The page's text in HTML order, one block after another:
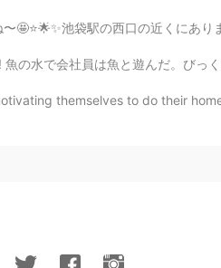
とう😊
池袋駅の西口の近くにあります。😊🏙
んだ。びっくりしました! 笑 そして、 いつも日本の女の子
themselves to do their